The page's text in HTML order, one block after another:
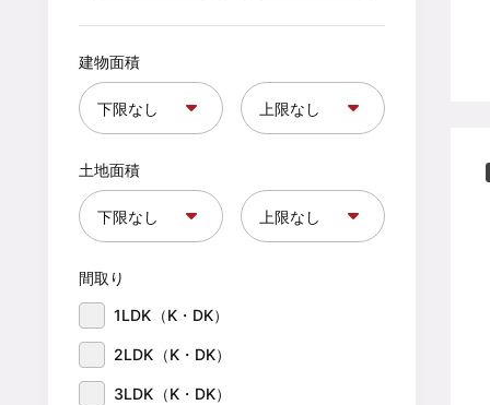
建物面積
土地面積
間取り
1LDK（K・DK）
2LDK（K・DK）
3LDK（K・DK）